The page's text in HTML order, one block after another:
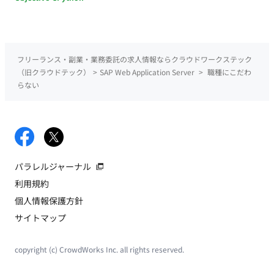
フリーランス・副業・業務委託の求人情報ならクラウドワークステック
（旧クラウドテック）
> SAP Web Application Server > 職種にこだわ
らない
パラレルジャーナル
利用規約
個人情報保護方針
サイトマップ
copyright (c) CrowdWorks Inc. all rights reserved.